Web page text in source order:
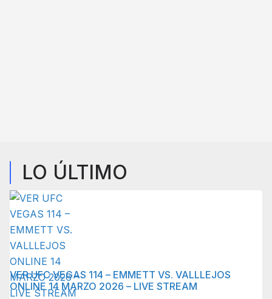
LO ÚLTIMO
VER UFC VEGAS 114 – EMMETT VS. VALLLEJOS
ONLINE 14 MARZO 2026 – LIVE STREAM